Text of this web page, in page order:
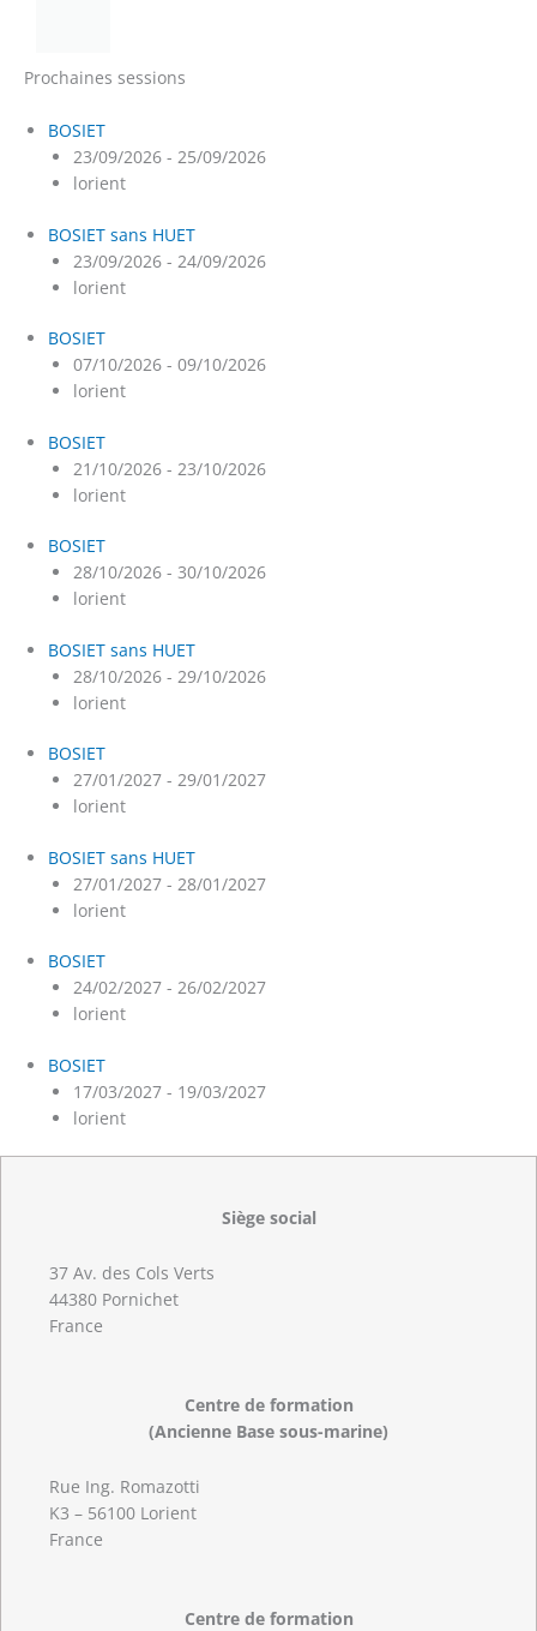
Prochaines sessions
BOSIET
23/09/2026 - 25/09/2026
lorient
BOSIET sans HUET
23/09/2026 - 24/09/2026
lorient
BOSIET
07/10/2026 - 09/10/2026
lorient
BOSIET
21/10/2026 - 23/10/2026
lorient
BOSIET
28/10/2026 - 30/10/2026
lorient
BOSIET sans HUET
28/10/2026 - 29/10/2026
lorient
BOSIET
27/01/2027 - 29/01/2027
lorient
BOSIET sans HUET
27/01/2027 - 28/01/2027
lorient
BOSIET
24/02/2027 - 26/02/2027
lorient
BOSIET
17/03/2027 - 19/03/2027
lorient
Siège social
37 Av. des Cols Verts
44380 Pornichet
France
Centre de formation
(Ancienne Base sous-marine)
Rue Ing. Romazotti
K3 – 56100 Lorient
France
Centre de formation